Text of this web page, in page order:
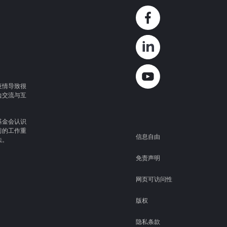
导致很
流与互
会认识
的工作重
Footer
信息自由
免责声明
网页可访问性
版权
隐私条款